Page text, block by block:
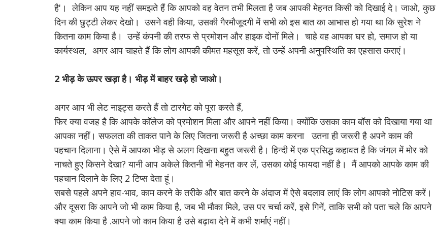
है'।लेकिन आप यह नहीं समझते हैं कि आपको वह वेतन तभी मिलता है जब आपकी मेहनत किसी को दिखाई दे।जाओ, कुछ
दिन की छुट्टी लेकर देखो।उसने वही किया, उसकी गैरमौजूदगी में सभी को इस बात का आभास हो गया था कि सुरेश ने
कितना काम किया है।उन्हें कंपनी की तरफ से प्रमोशन और हाइक दोनों मिले।चाहे वह आपका घर हो, समाज हो या
कार्यस्थल, अगर आप चाहते हैं कि लोग आपकी कीमत महसूस करें, तो उन्हें अपनी अनुपस्थिति का एहसास कराएं।
2 भीड़ के ऊपर खड़ा है। भीड़ में बाहर खड़े हो जाओ।
अगर आप भी लेट नाइट्स करते हैं तो टारगेट को पूरा करते हैं,
फिर क्या वजह है कि आपके कॉलेज को प्रमोशन मिला और आपने नहीं किया।क्योंकि उसका काम बॉस को दिखाया गया था
आपका नहीं।सफलता की ताकत पाने के लिए जितना जरूरी है अच्छा काम करनाउतना ही जरूरी है अपने काम की
पहचान दिलाना।ऐसे में आपका भीड़ से अलग दिखना बहुत जरूरी है।हिन्दी में एक प्रसिद्ध कहावत है कि जंगल में मोर को
नाचते हुए किसने देखा?यानी आप अकेले कितनी भी मेहनत कर लें, उसका कोई फायदा नहीं है।मैं आपको आपके काम की
पहचान दिलाने के लिए 2 टिप्स देता हूं।
सबसे पहले अपने हाव-भाव, काम करने के तरीके और बात करने के अंदाज में ऐसे बदलाव लाएं कि लोग आपको नोटिस करें।
और दूसरा कि आपने जो भी काम किया है, जब भी मौका मिले, उस पर चर्चाकरें, इसे गिनें, ताकि सभी को पता चले कि आपने
क्या काम किया है .आपने जो काम किया है उसे बढ़ावा देने में कभी शर्माएं नहीं।